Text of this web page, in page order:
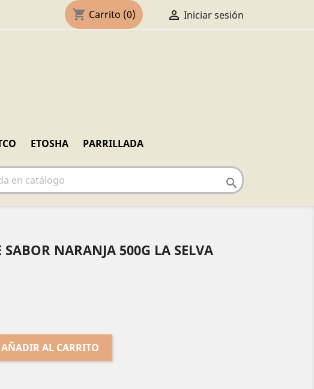
shopping_cart Carrito (0)  Iniciar sesión
ETOSHA PARRILLADA

SABOR NARANJA 500G LA SELVA
AÑADIR AL CARRITO